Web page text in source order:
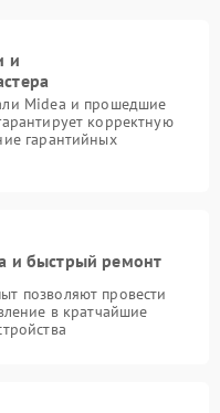
и
Midea и прошедшие
корректную
гарантийных
и быстрый ремонт
позволяют провести
в кратчайшие